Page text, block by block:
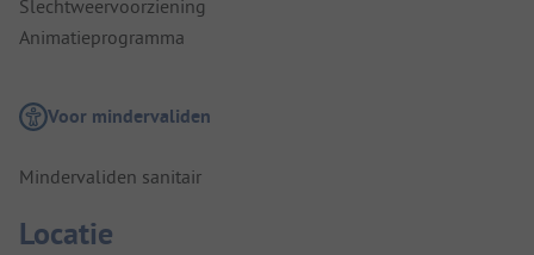
Slechtweervoorziening
Animatieprogramma
Voor mindervaliden
Mindervaliden sanitair
Locatie